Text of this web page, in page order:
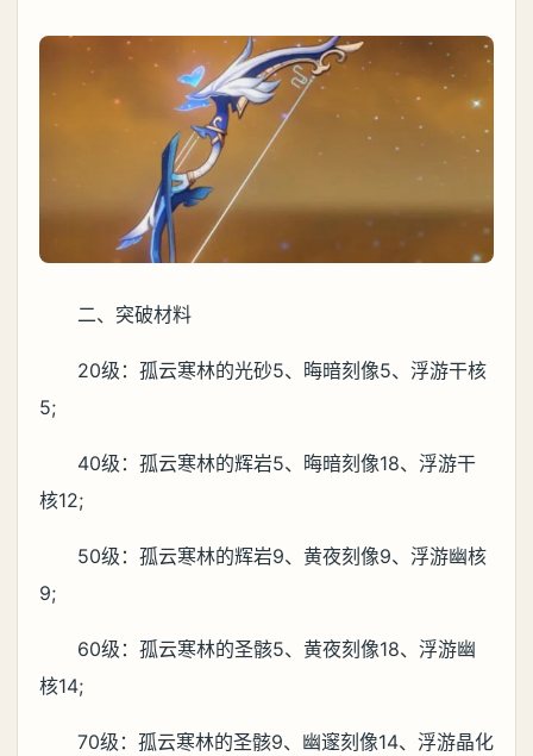
二、突破材料
20级：孤云寒林的光砂5、晦暗刻像5、浮游干核
5;
40级：孤云寒林的辉岩5、晦暗刻像18、浮游干
核12;
50级：孤云寒林的辉岩9、黄夜刻像9、浮游幽核
9;
60级：孤云寒林的圣骸5、黄夜刻像18、浮游幽
核14;
70级：孤云寒林的圣骸9、幽邃刻像14、浮游晶化